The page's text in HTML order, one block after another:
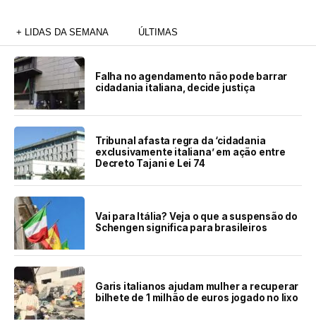
+ LIDAS DA SEMANA ÚLTIMAS
Falha no agendamento não pode barrar
cidadania italiana, decide justiça
Tribunal afasta regra da ‘cidadania
exclusivamente italiana’ em ação entre
Decreto Tajani e Lei 74
Vai para Itália? Veja o que a suspensão do
Schengen significa para brasileiros
Garis italianos ajudam mulher a recuperar
bilhete de 1 milhão de euros jogado no lixo